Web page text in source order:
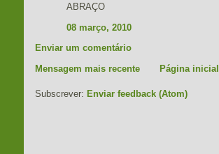
ABRAÇO
08 março, 2010
Enviar um comentário
Mensagem mais recente
Página inicial
Subscrever: Enviar feedback (Atom)